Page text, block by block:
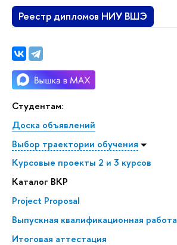
Студентам:
Доска объявлений
Выбор траектории обучения
Курсовые проекты 2 и 3 курсов
Каталог ВКР
Project Proposal
Выпускная квалификационная работа
Итоговая аттестация
Реестр дипломов НИУ ВШЭ